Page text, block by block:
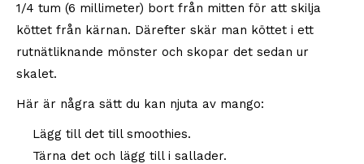
1/4 tum (6 millimeter) bort från mitten för att skilja
köttet från kärnan. Därefter skär man köttet i ett
rutnätliknande mönster och skopar det sedan ur
skalet.
Här är några sätt du kan njuta av mango:
Lägg till det till smoothies.
Tärna det och lägg till i sallader.